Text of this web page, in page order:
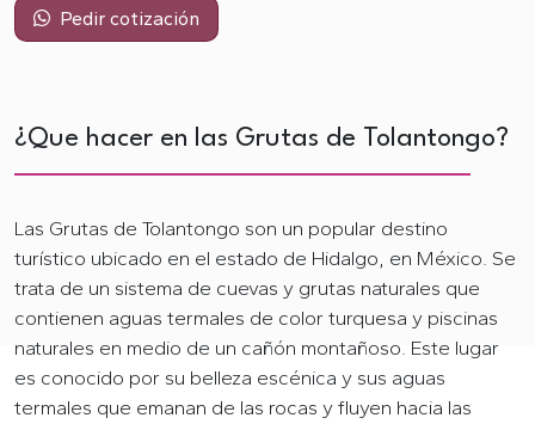
Pedir cotización
¿Que hacer en las Grutas de Tolantongo?
Las Grutas de Tolantongo son un popular destino
turístico ubicado en el estado de Hidalgo, en México. Se
trata de un sistema de cuevas y grutas naturales que
contienen aguas termales de color turquesa y piscinas
naturales en medio de un cañón montañoso. Este lugar
es conocido por su belleza escénica y sus aguas
termales que emanan de las rocas y fluyen hacia las